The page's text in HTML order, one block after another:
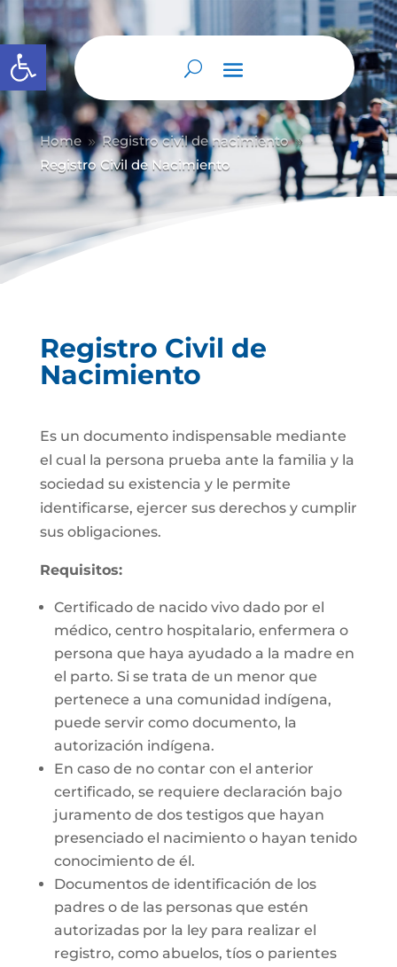
Abrir barra de herramientas
Home 9 Registro civil de nacimiento 9
Registro Civil de Nacimiento
Registro Civil de
Nacimiento
Es un documento indispensable mediante
el cual la persona prueba ante la familia y la
sociedad su existencia y le permite
identificarse, ejercer sus derechos y cumplir
sus obligaciones.
Requisitos:
Certificado de nacido vivo dado por el
médico, centro hospitalario, enfermera o
persona que haya ayudado a la madre en
el parto. Si se trata de un menor que
pertenece a una comunidad indígena,
puede servir como documento, la
autorización indígena.
En caso de no contar con el anterior
certificado, se requiere declaración bajo
juramento de dos testigos que hayan
presenciado el nacimiento o hayan tenido
conocimiento de él.
Documentos de identificación de los
padres o de las personas que estén
autorizadas por la ley para realizar el
registro, como abuelos, tíos o parientes